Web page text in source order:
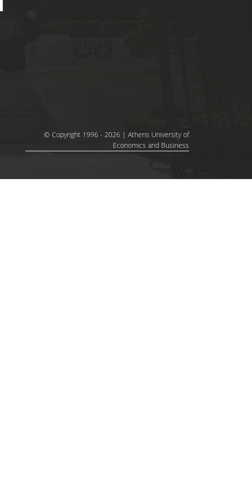
© Copyright 1996 - 2026 | Athens University of
Economics and Business